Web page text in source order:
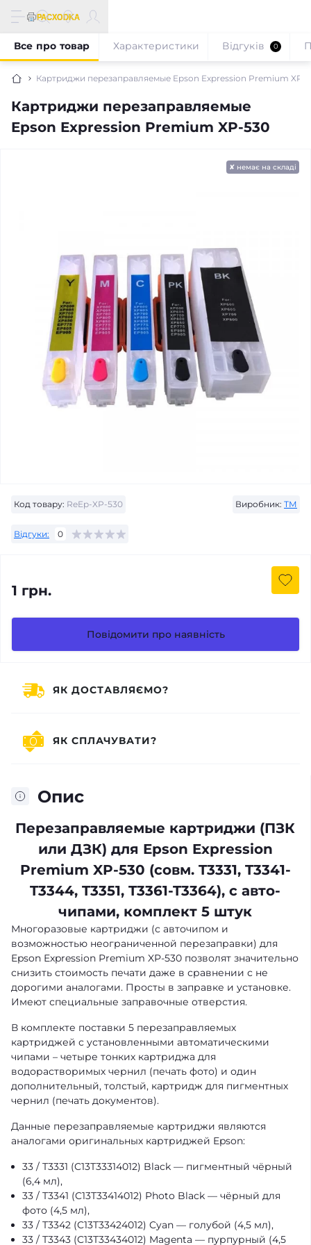
Картриджи перезаправляемые Epson Expression Premium XP-
Картриджи перезаправляемые
Epson Expression Premium XP-530
Все про товар Характеристики Відгуків 0
✘ немає на складі
Код товару: ReEp-XP-530 Виробник: ТМ
Відгуки: 0
1 грн.
Повідомити про наявність
Опис
Перезаправляемые картриджи (ПЗК
или ДЗК) для Epson Expression
Premium XP-530 (совм. T3331, T3341-
T3344, T3351, T3361-T3364), с авто-
чипами, комплект 5 штук
Многоразовые картриджи (с авточипом и
возможностью неограниченной перезаправки) для
Epson Expression Premium XP-530 позволят значительно
снизить стоимость печати даже в сравнении с не
дорогими аналогами. Просты в заправке и установке.
Имеют специальные заправочные отверстия.
В комплекте поставки 5 перезаправляемых
картриджей с установленными автоматическими
чипами – четыре тонких картриджа для
водорастворимых чернил (печать фото) и один
дополнительный, толстый, картридж для пигментных
чернил (печать документов).
Данные перезаправляемые картриджи являются
аналогами оригинальных картриджей Epson:
33 / T3331 (C13T33314012) Black — пигментный чёрный
(6,4 мл),
33 / T3341 (C13T33414012) Photo Black — чёрный для
фото (4,5 мл),
33 / T3342 (C13T33424012) Cyan — голубой (4,5 мл),
33 / T3343 (C13T33434012) Magenta — пурпурный (4,5
ЯК ДОСТАВЛЯЄМО?
ЯК СПЛАЧУВАТИ?